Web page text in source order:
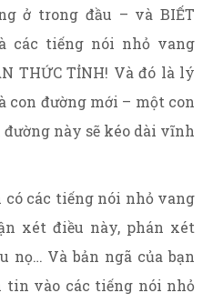
ở trong đầu – và BIẾT
các tiếng nói nhỏ vang
THỨC TỈNH! Và đó là lý
con đường mới – một con
này sẽ kéo dài vĩnh
các tiếng nói nhỏ vang
xét điều này, phán xét
nọ… Và bản ngã của bạn
tin vào các tiếng nói nhỏ